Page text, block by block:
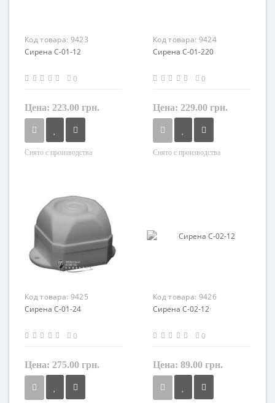
Код товара: 9423
Сирена С-01-12
0
Цена: 223.00 грн.
Снято с производства
Код товара: 9424
Сирена С-01-220
0
Цена: 229.00 грн.
Снято с производства
Код товара: 9425
Сирена С-01-24
0
Цена: 275.00 грн.
Код товара: 9426
Сирена С-02-12
0
Цена: 89.00 грн.